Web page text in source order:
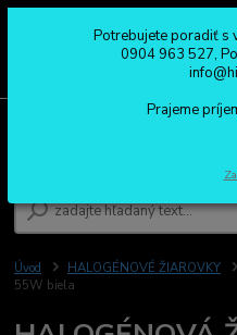
0904 963 527
Po - Pia: 08:00 - 16:00
Úvod HALOGÉNOVÉ ŽIAROVKY
55W biela
Potrebujete poradiť s
0904 963 527,
Prajeme